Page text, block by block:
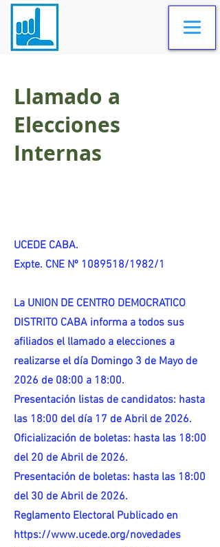
Llamado a
Elecciones
Internas
UCEDE CABA.
Expte. CNE Nº 1089518/1982/1
La UNION DE CENTRO DEMOCRATICO
DISTRITO CABA informa a todos sus
afiliados el llamado a elecciones a
realizarse el día Domingo 3 de Mayo de
2026 de 08:00 a 18:00.
Presentación listas de candidatos: hasta
las 18:00 del día 17 de Abril de 2026.
Oficialización de boletas: hasta las 18:00
del 20 de Abril de 2026.
Presentación de boletas: hasta las 18:00
del 30 de Abril de 2026.
Reglamento Electoral Publicado en
https://www.ucede.org/novedades